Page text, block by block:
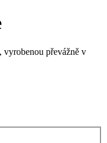
vyrobenou převážně v